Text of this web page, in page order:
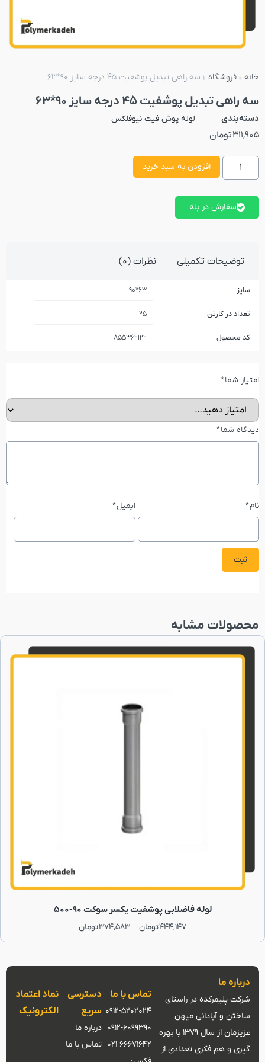
خانه » فروشگاه » سه راهی تبدیل پوشفیت 45 درجه سایز 90*63
سه راهی تبدیل پوشفیت 45 درجه سایز 90*63
دسته‌بندی لوله پوش فیت نیوفلکس
311,905تومان
افزودن به سبد خرید
سفارش در بله
توضیحات تکمیلی نظرات (0)
سایز 63*90
تعداد در کارتن 25
کد محصول 855362122
امتیاز شما*
دیدگاه شما*
نام* ایمیل*
محصولات مشابه
لوله فاضلابی پوشفیت یکسر سوکت 90-500
444,147تومان –
374,583تومان
درباره ما
شرکت پلیمرکده در راستای
ساختن و آبادانی میهن
عزیزمان از سال 1379 با بهره
گیری و هم فکری تعدادی از
تماس با ما
0912-5202024
0912-6099390
021-66671642
دسترسی
سریع
درباره ما
تماس با ما
نماد اعتماد
الکترونیک